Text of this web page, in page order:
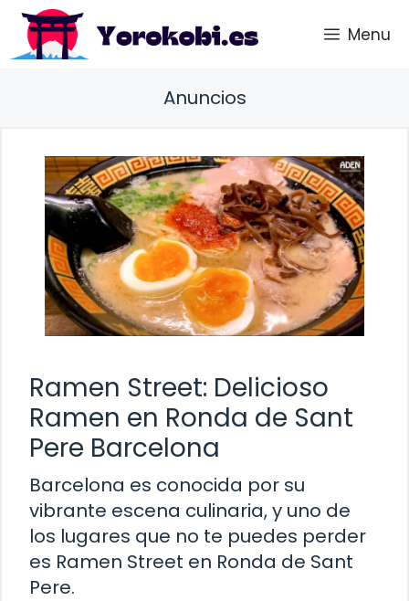
Saltar
contenido
Menu
Anuncios
Ramen Street: Delicioso
Ramen en Ronda de Sant
Pere Barcelona
Barcelona es conocida por su
vibrante escena culinaria, y uno de
los lugares que no te puedes perder
es Ramen Street en Ronda de Sant
Pere.